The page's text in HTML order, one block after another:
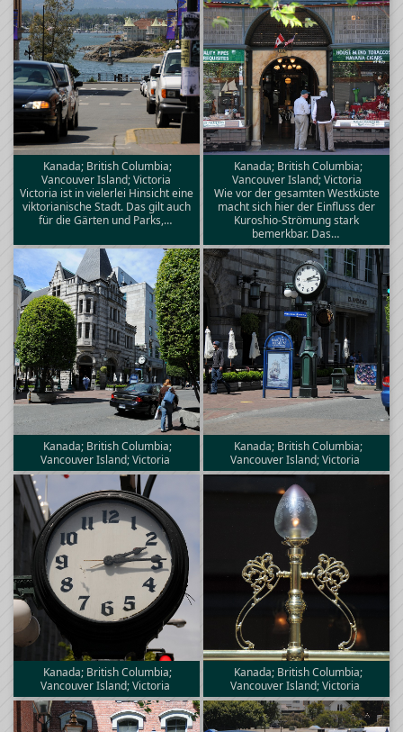
Kanada; British Columbia;
Vancouver Island; Victoria
Victoria ist in vielerlei Hinsicht eine
viktorianische Stadt. Das gilt auch
für die Gärten und Parks,…
Kanada; British Columbia;
Vancouver Island; Victoria
Wie vor der gesamten Westküste
macht sich hier der Einfluss der
Kuroshio-Strömung stark
bemerkbar. Das…
Kanada; British Columbia;
Vancouver Island; Victoria
Kanada; British Columbia;
Vancouver Island; Victoria
Kanada; British Columbia;
Vancouver Island; Victoria
Kanada; British Columbia;
Vancouver Island; Victoria